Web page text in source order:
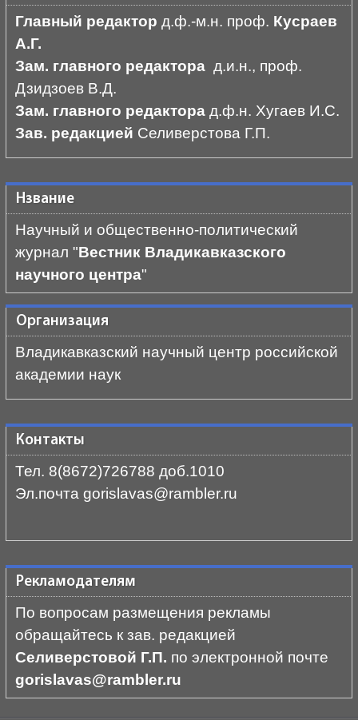
Главный редактор д.ф.-м.н. проф. Кусраев
А.Г.
Зам. главного редактора д.и.н., проф.
Дзидзоев В.Д.
Зам. главного редакторад.ф.н. Хугаев И.С.
Зав. редакцией Селиверстова Г.П.
Нзвание
Научный и общественно-политический
журнал "Вестник Владикавказского
научного центра"
Организация
Владикавказский научный центр российской
академии наук
Контакты
Тел. 8(8672)726788 доб.1010
Эл.почта gorislavas@rambler.ru
Рекламодателям
По вопросам размещения рекламы
обращайтесь к зав. редакцией
Селиверстовой Г.П. по электронной почте
gorislavas@rambler.ru